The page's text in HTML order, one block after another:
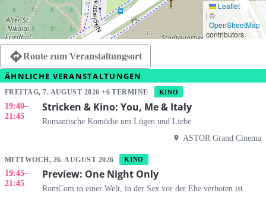
Leaflet
| ©
OpenStreetMap
contributors
Route zum Veranstaltungsort
ÄHNLICHE VERANSTALTUNGEN
FREITAG, 7. AUGUST 2026 +6 TERMINE KINO
19:40–
21:45
Stricken & Kino: You, Me & Italy
Romantische Komödie um Lügen und Liebe
ASTOR Grand Cinema
MITTWOCH, 26. AUGUST 2026 KINO
19:45–
21:45
Preview: One Night Only
RomCom in einer Welt, in der Sex vor der Ehe verboten ist